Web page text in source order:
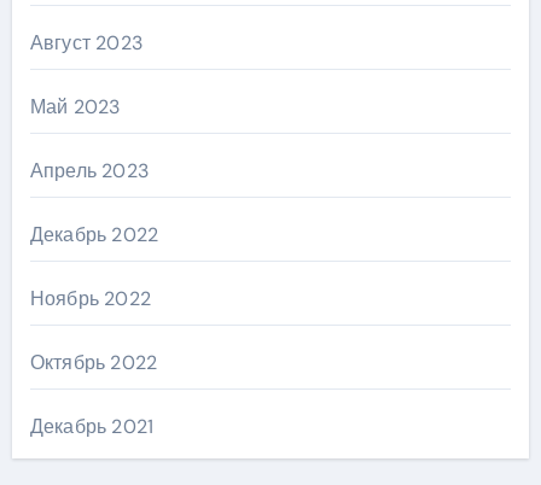
Август 2023
Май 2023
Апрель 2023
Декабрь 2022
Ноябрь 2022
Октябрь 2022
Декабрь 2021